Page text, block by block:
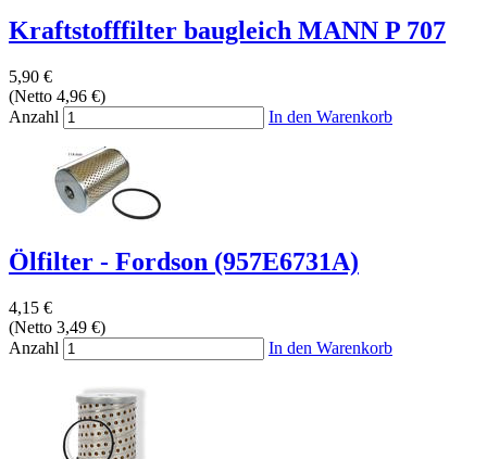
Kraftstofffilter baugleich MANN P 707
5,90 €
(Netto 4,96 €)
Anzahl
In den Warenkorb
Ölfilter - Fordson (957E6731A)
4,15 €
(Netto 3,49 €)
Anzahl
In den Warenkorb